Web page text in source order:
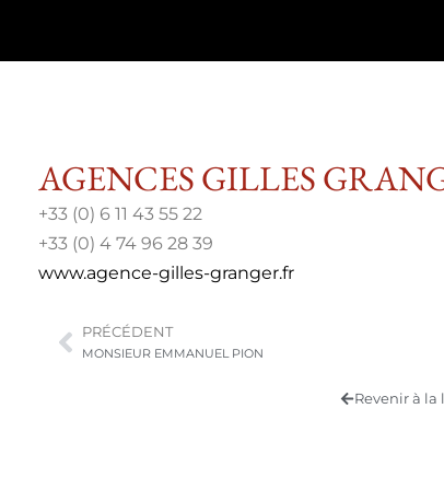
AGENCES GILLES
+33 (0) 6 11 43 55 22
+33 (0) 4 74 96 28 39
www.agence-gilles-granger.fr
PRÉCÉDENT
MONSIEUR EMMANUEL PION
Revenir à la